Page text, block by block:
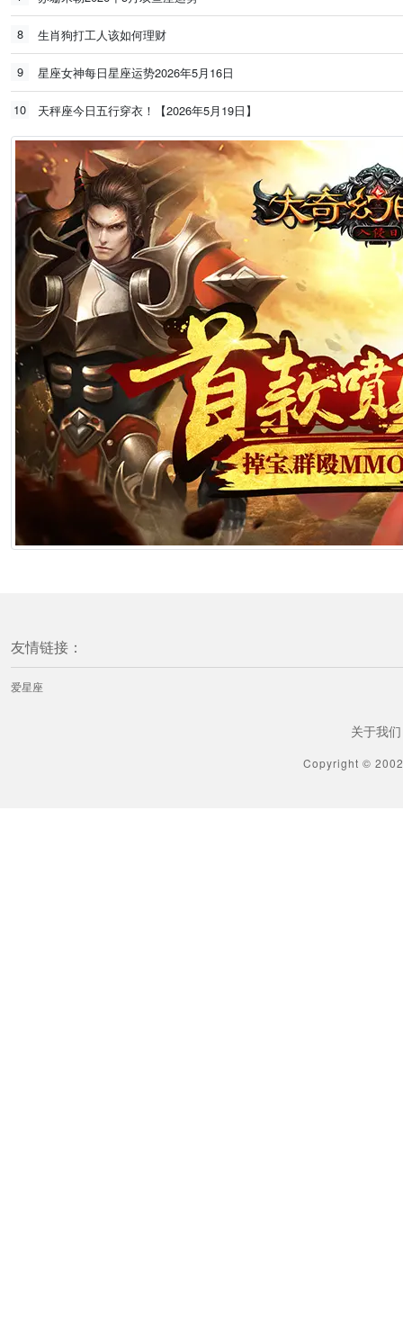
8 生肖狗打工人该如何理财
9 星座女神每日星座运势2026年5月16日
10 天秤座今日五行穿衣！【2026年5月19日】
友情链接：
爱星座
关于我们
Copyright ©